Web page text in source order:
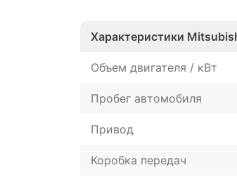
Характеристики
Объем двигателя / кВт
Пробег автомобиля
Привод
Коробка передач